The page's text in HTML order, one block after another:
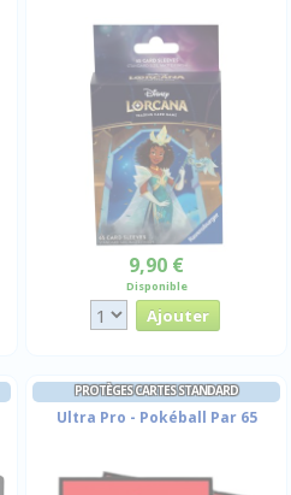
9,90 €
Disponible
PROTÈGES CARTES STANDARD
Ultra Pro - Pokéball Par 65